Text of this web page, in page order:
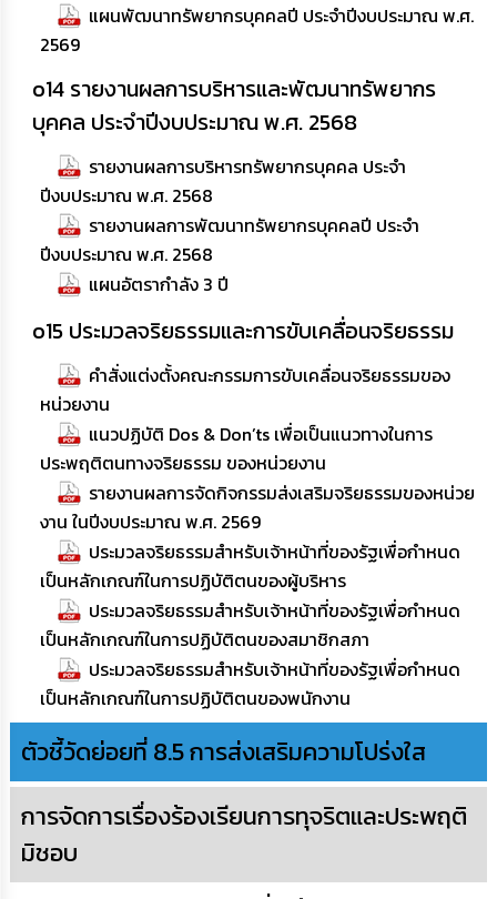
แผนพัฒนาทรัพยากรบุคคลปี ประจำปีงบประมาณ พ.ศ.
2569
o14 รายงานผลการบริหารและพัฒนาทรัพยากร
บุคคล ประจำปีงบประมาณ พ.ศ. 2568
รายงานผลการบริหารทรัพยากรบุคคล ประจำ
ปีงบประมาณ พ.ศ. 2568
รายงานผลการพัฒนาทรัพยากรบุคคลปี ประจำ
ปีงบประมาณ พ.ศ. 2568
แผนอัตรากำลัง 3 ปี
o15 ประมวลจริยธรรมและการขับเคลื่อนจริยธรรม
คำสั่งแต่งตั้งคณะกรรมการขับเคลื่อนจริยธรรมของ
หน่วยงาน
แนวปฏิบัติ Dos & Don’ts เพื่อเป็นแนวทางในการ
ประพฤติตนทางจริยธรรม ของหน่วยงาน
รายงานผลการจัดกิจกรรมส่งเสริมจริยธรรมของหน่วย
งาน ในปีงบประมาณ พ.ศ. 2569
ประมวลจริยธรรมสำหรับเจ้าหน้าที่ของรัฐเพื่อกำหนด
เป็นหลักเกณฑ์ในการปฏิบัติตนของผู้บริหาร
ประมวลจริยธรรมสำหรับเจ้าหน้าที่ของรัฐเพื่อกำหนด
เป็นหลักเกณฑ์ในการปฏิบัติตนของสมาชิกสภา
ประมวลจริยธรรมสำหรับเจ้าหน้าที่ของรัฐเพื่อกำหนด
เป็นหลักเกณฑ์ในการปฏิบัติตนของพนักงาน
ตัวชี้วัดย่อยที่ 8.5 การส่งเสริมความโปร่งใส
การจัดการเรื่องร้องเรียนการทุจริตและประพฤติ
มิชอบ